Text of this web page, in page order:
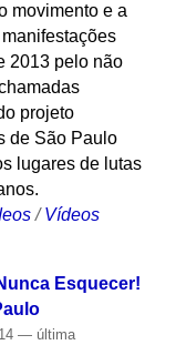
movimento e a
2013 pelo não
projeto
de São Paulo
lugares de lutas
/Vídeos
Esquecer!
— última